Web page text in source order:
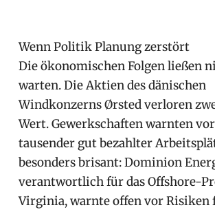
Wenn Politik Planung zerstört
Die ökonomischen Folgen ließen
warten. Die Aktien des dänischen
Windkonzerns Ørsted verloren
Wert. Gewerkschaften warnten
tausender gut bezahlter
besonders brisant: Dominion
verantwortlich für das Offshore-
Virginia, warnte offen vor Risiken